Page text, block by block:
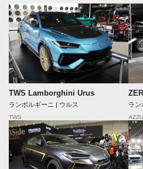
TWS Lamborghini Urus
ランボルギーニ | ウルス
TWS
ラン